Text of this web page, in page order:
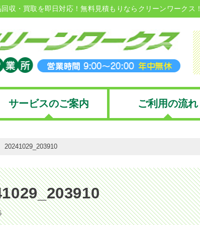
収・買取を即日対応！無料見積もりならクリーンワークス！
サービスのご案内 ご利用の流れ
20241029_203910